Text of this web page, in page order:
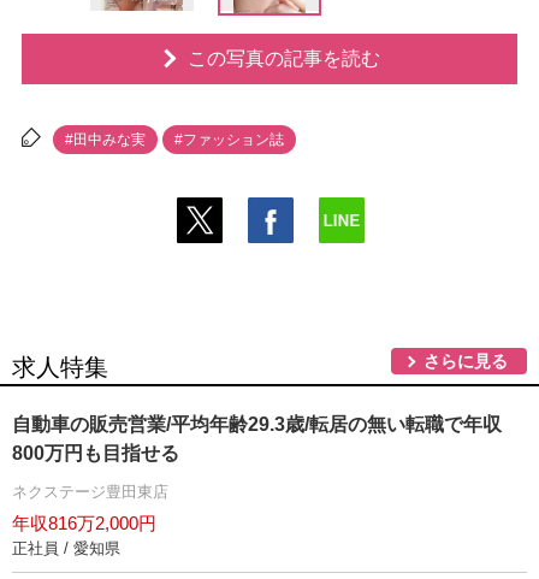
この写真の記事を読む
#田中みな実 #ファッション誌
求人特集 さらに見る
自動車の販売営業/平均年齢29.3歳/転居の無い転職で年収
800万円も目指せる
ネクステージ豊田東店
年収816万2,000円
正社員 / 愛知県